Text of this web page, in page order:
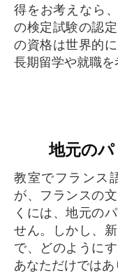
得をお考えなら
の検定試験の認
の資格は世界的
長期留学や就職を
地元の
教室でフランス語を学ぶことはとても大事です
が、フランスの
くには、地元の
せん。しかし、
で、どのように
あなただけではあ